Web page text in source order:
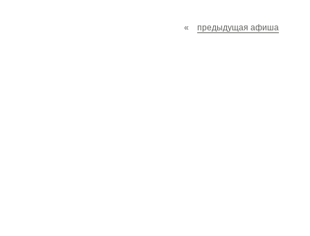
« предыдущая афиша